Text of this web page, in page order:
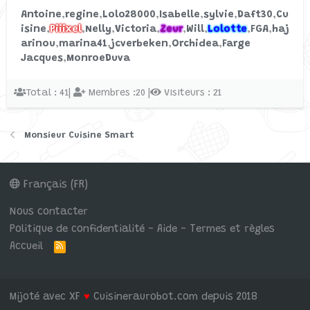
L Général
Problème vitesse 0
impossible
Commencé par Laure D
Monsieur Cuisine Connect
Antoine regine Lolo28000 Isabelle sylvie Daft30 Cu
isine Piiixel Nelly Victoria Zeur Will Lolotte FGA haj
arinou marina41 jcverbeken Orchidea Farge
Jacques MonroeDuva
Total : 41| Membres :20 | Visiteurs : 21
Monsieur Cuisine Smart
Français (FR)
Nous contacter
Politique de confidentialité - Aide - Termes et règles
Accueil
R
Mijoté avec XF ♥ Cuisineraurobot.com depuis 2018